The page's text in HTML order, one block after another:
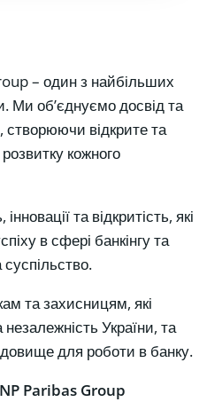
– один з найбільших
Ми об’єднуємо досвід та
створюючи відкрите та
кожного
та відкритість, які
в сфері банкінгу та
та захисницям, які
України, та
для роботи в банку.
Paribas Group